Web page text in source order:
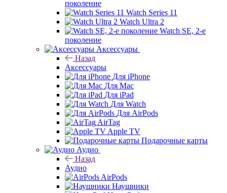
поколение
Watch Series 11
Watch Ultra 2
Watch SE, 2-е
поколение
Аксессуары
Назад
Аксессуары
Для iPhone
Для Mac
Для iPad
Для Watch
Для AirPods
AirTag
Apple TV
Подарочные карты
Аудио
Назад
Аудио
AirPods
Наушники